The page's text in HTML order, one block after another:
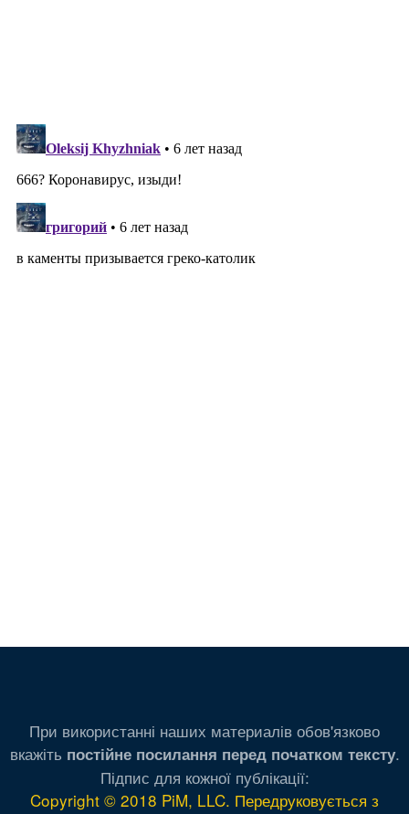
При використанні наших материалів обов'язково
вкажіть постійне посилання перед початком тексту.
Підпис для кожної публікації:
Copyright © 2018 PiM, LLC. Передруковується з